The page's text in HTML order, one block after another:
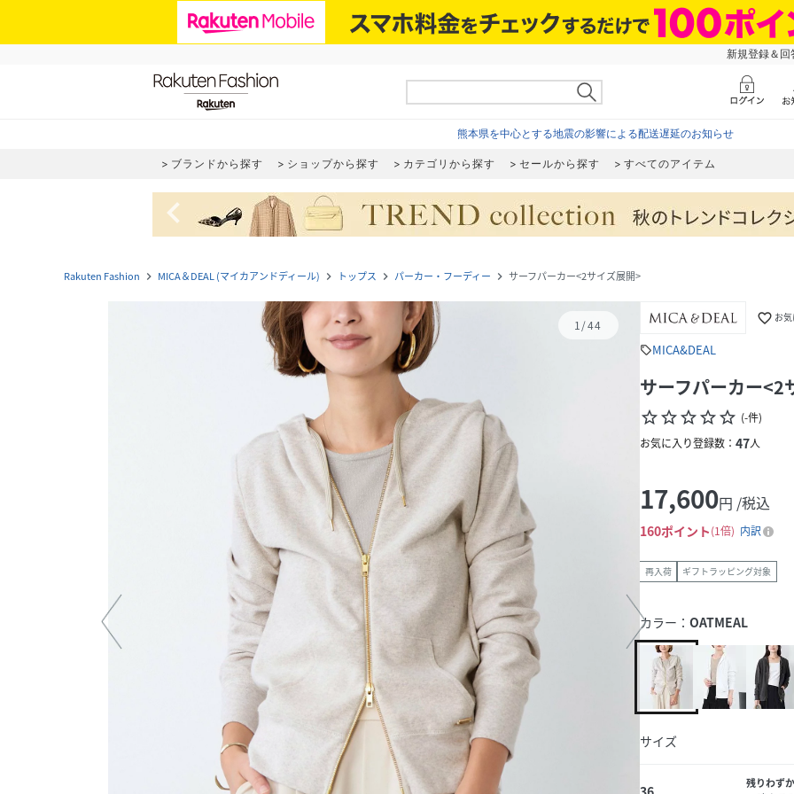
新規登録＆
熊本県を中心とする地震の影響による配送遅延のお知らせ
ブランドから探す ショップから探す カテゴリから探す セールから探す すべてのアイテム
navigate_before
Rakuten Fashion navigate_next MICA＆DEAL (マイカアンドディール) navigate_next トップス navigate_next パーカー・フーディー navigate_next サーフパーカー<2サイズ展開>
1/44 favorite_border お
sellMICA&DEAL
サーフパーカー<2
star_borderstar_borderstar_borderstar_borderstar_border (-件)
お気に入り登録数： 47人
17,600円 /税込
160ポイント 1倍 内訳
再入荷 ギフトラッピング対象
カラー： OATMEAL
サイズ
残りわずか